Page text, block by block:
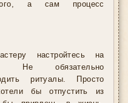
а сам процесс
настройтесь на
Не обязательно
ритуалы. Просто
бы отпустить из